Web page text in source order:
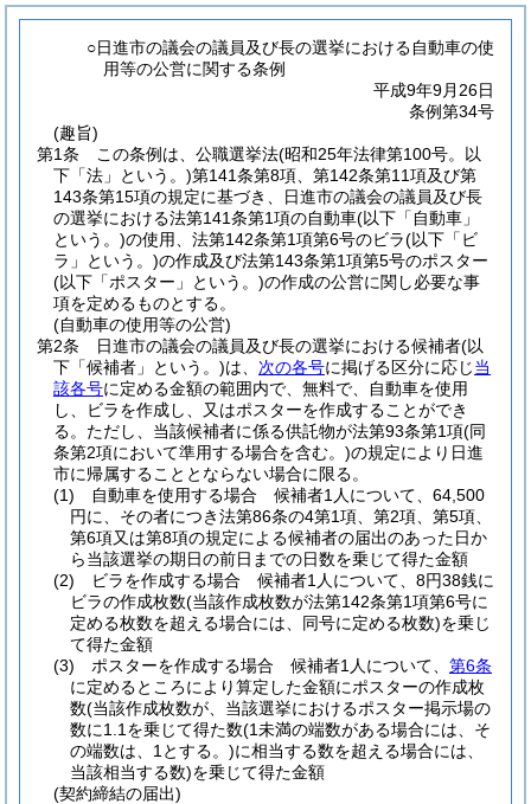
○日進市の議会の議員及び長の選挙における自動車の使
用等の公営に関する条例
平成9年9月26日
条例第34号
(趣旨)
第1条
この条例は、公職選挙法(昭和25年法律第100号。以
下「法」という。)第141条第8項、第142条第11項及び第
143条第15項の規定に基づき、日進市の議会の議員及び長
の選挙における法第141条第1項の自動車(以下「自動車」
という。)の使用、法第142条第1項第6号のビラ(以下「ビ
ラ」という。)の作成及び法第143条第1項第5号のポスター
(以下「ポスター」という。)の作成の公営に関し必要な事
項を定めるものとする。
(自動車の使用等の公営)
第2条
日進市の議会の議員及び長の選挙における候補者(以
下「候補者」という。)は、 次の各号に掲げる区分に応じ当
該各号に定める金額の範囲内で、無料で、自動車を使用
し、ビラを作成し、又はポスターを作成することができ
る。 ただし、当該候補者に係る供託物が法第93条第1項(同
条第2項において準用する場合を含む。)の規定により日進
市に帰属することとならない場合に限る。
(1)
自動車を使用する場合 候補者1人について、64,500
円に、その者につき法第86条の4第1項、第2項、第5項、
第6項又は第8項の規定による候補者の届出のあった日か
ら当該選挙の期日の前日までの日数を乗じて得た金額
(2)
ビラを作成する場合 候補者1人について、8円38銭に
ビラの作成枚数(当該作成枚数が法第142条第1項第6号に
定める枚数を超える場合には、同号に定める枚数)を乗じ
て得た金額
(3)
ポスターを作成する場合 候補者1人について、 第6条
に定めるところにより算定した金額にポスターの作成枚
数(当該作成枚数が、当該選挙におけるポスター掲示場の
数に1.1を乗じて得た数(1未満の端数がある場合には、そ
の端数は、1とする。)に相当する数を超える場合には、
当該相当する数)を乗じて得た金額
(契約締結の届出)